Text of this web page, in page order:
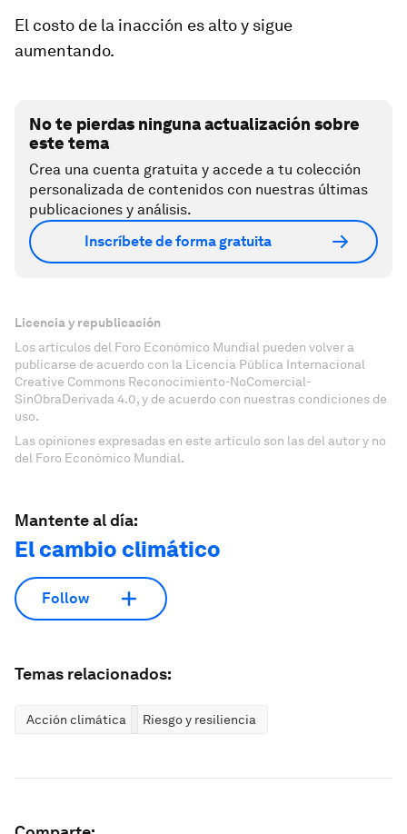
El costo de la inacción es alto y sigue
aumentando.
No te pierdas ninguna actualización sobre
este tema
Crea una cuenta gratuita y accede a tu colección
personalizada de contenidos con nuestras últimas
publicaciones y análisis.
Inscríbete de forma gratuita
Licencia y republicación
Los artículos del Foro Económico Mundial pueden volver a
publicarse de acuerdo con la Licencia Pública Internacional
Creative Commons Reconocimiento-NoComercial-
SinObraDerivada 4.0, y de acuerdo con nuestras condiciones de
uso.
Las opiniones expresadas en este artículo son las del autor y no
del Foro Económico Mundial.
Mantente al día:
El cambio climático
Follow
Temas relacionados:
Acción climática Riesgo y resiliencia